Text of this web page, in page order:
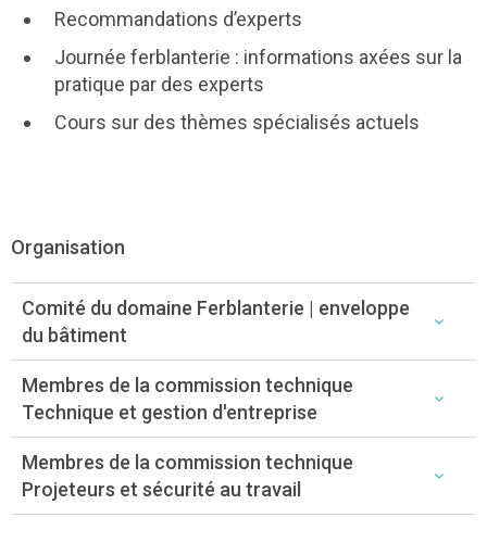
Recommandations d’experts
Journée ferblanterie : informations axées sur la
pratique par des experts
Cours sur des thèmes spécialisés actuels
Organisation
Comité du domaine Ferblanterie | enveloppe
du bâtiment
Membres de la commission technique
Technique et gestion d'entreprise
Membres de la commission technique
Projeteurs et sécurité au travail